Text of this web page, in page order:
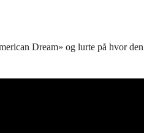
Dream» og lurte på hvor